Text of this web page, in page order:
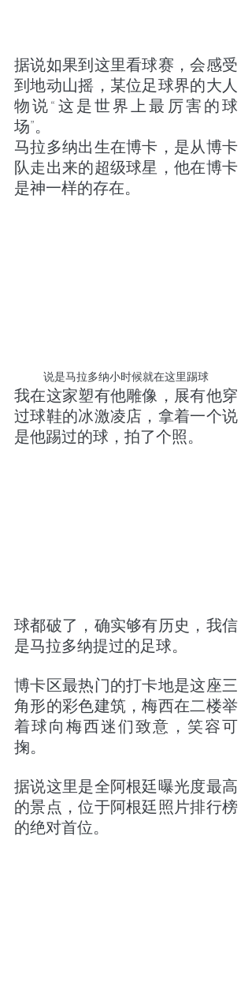
据说如果到这里看球赛，会感受
到地动山摇，某位足球界的大人
物说“这是世界上最厉害的球
场”。
马拉多纳出生在博卡，是从博卡
队走出来的超级球星，他在博卡
是神一样的存在。
说是马拉多纳小时候就在这里踢球
我在这家塑有他雕像，展有他穿
过球鞋的冰激凌店，拿着一个说
是他踢过的球，拍了个照。
球都破了，确实够有历史，我信
是马拉多纳提过的足球。
博卡区最热门的打卡地是这座三
角形的彩色建筑，梅西在二楼举
着球向梅西迷们致意，笑容可
掬。
据说这里是全阿根廷曝光度最高
的景点，位于阿根廷照片排行榜
的绝对首位。